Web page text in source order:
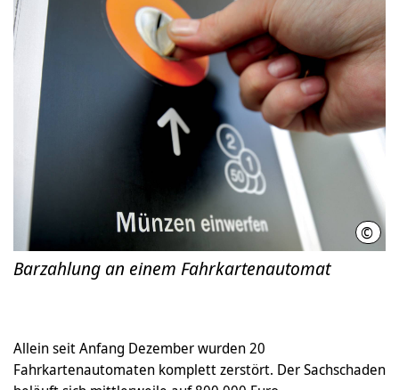
©
Barzahlung an einem Fahrkartenautomat
Allein seit Anfang Dezember wurden 20
Fahrkartenautomaten komplett zerstört. Der Sachschaden